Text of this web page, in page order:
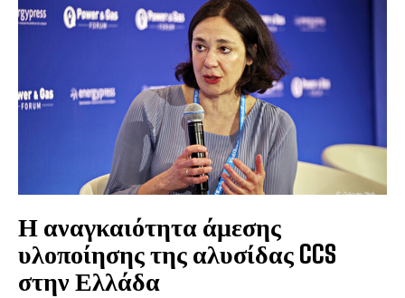
Η αναγκαιότητα άμεσης
υλοποίησης της αλυσίδας CCS
στην Ελλάδα